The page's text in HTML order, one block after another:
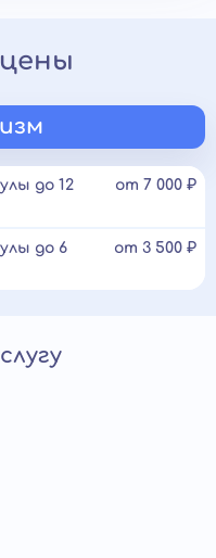
до 12
от 7 000 ₽
до 6
от 3 500 ₽